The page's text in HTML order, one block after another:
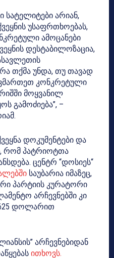
სატელიტები არიან,
უსაფრთხოებას,
ამოცანები
დესტაბილოზაცია,
თქმა უნდა, თუ თავად
კონკრეტული
მოყვანილ
გამოძიება”, –
დოკუმენტები და
რომ პატრიოტთა
ცენტრ “დოსიეს“
საუბარია იმაზეც,
პარტიის კურატორი
არჩევნებში კი
625 დოლარით
არჩევნებიდან
ითხოვს.